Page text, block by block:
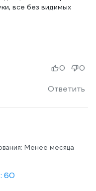
все без видимых
Ответить
0 0
Менее месяца
60